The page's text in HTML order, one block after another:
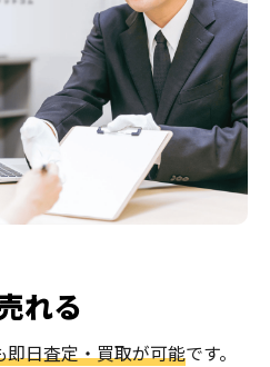
れる
即日査定・買取が可能です。